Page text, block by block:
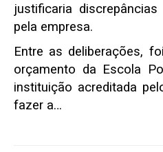
justificaria
pela empresa.
Entre as deliberações,
orçamento da Escola
instituição acreditada
fazer a…